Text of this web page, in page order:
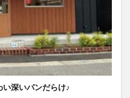
深いパンだらけ♪